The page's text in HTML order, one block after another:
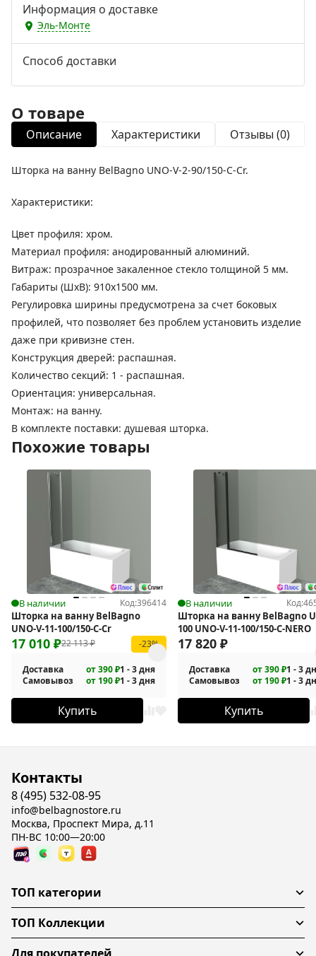
Информация о доставке
Эль-Монте
Способ доставки
О товаре
Описание Характеристики Отзывы (0)
Шторка на ванну BelBagno UNO-V-2-90/150-C-Cr.
Характеристики:
Цвет профиля: хром.
Материал профиля: анодированный алюминий.
Витраж: прозрачное закаленное стекло толщиной 5 мм.
Габариты (ШхВ): 910х1500 мм.
Регулировка ширины предусмотрена за счет боковых
профилей, что позволяет без проблем установить изделие
даже при кривизне стен.
Конструкция дверей: распашная.
Количество секций: 1 - распашная.
Ориентация: универсальная.
Монтаж: на ванну.
В комплекте поставки: душевая шторка.
Похожие товары
В наличии Код:396414
Шторка на ванну BelBagno
UNO-V-11-100/150-C-Cr
22 113₽
17 010 ₽ -23%
Доставка от 390 ₽1 - 3 дня
Самовывоз
от 190 ₽1 - 3 дня
Купить
В наличии Код:
Шторка на ванну BelBagno
100 UNO-V-11-100/150-C-NERO
17 820 ₽
Доставка от 390 ₽1 - 3
Самовывоз
от 190 ₽1 - 3
Купить
Контакты
8 (495) 532-08-95
info@belbagnostore.ru
Москва, Проспект Мира, д.11
ПН-ВС 10:00—20:00
ТОП категории
ТОП Коллекции